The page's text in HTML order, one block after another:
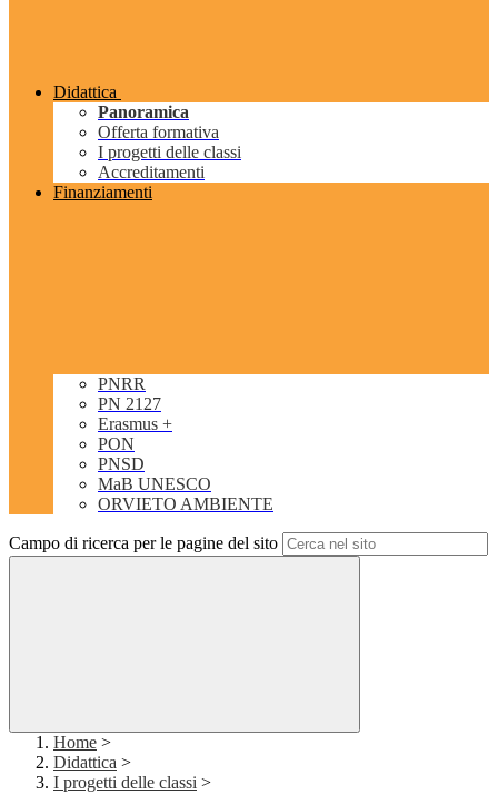
Didattica
Panoramica
Offerta formativa
I progetti delle classi
Accreditamenti
Finanziamenti
PNRR
PN 2127
Erasmus +
PON
PNSD
MaB UNESCO
ORVIETO AMBIENTE
Campo di ricerca per le pagine del sito
Home >
Didattica >
I progetti delle classi >